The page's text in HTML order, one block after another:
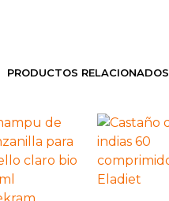
PRODUCTOS RELACIONADOS